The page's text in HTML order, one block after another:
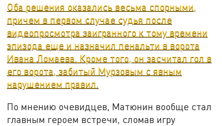
Оба решения оказались весьма спорными,
причем в первом случае судья после
видеопросмотра заигранного к тому времени
эпизода еще и назначил пенальти в ворота
Ивана Ломаева. Кроме того, он засчитал гол в
его ворота, забитый Мурзовым с явным
нарушением правил.
По мнению очевидцев, Матюнин вообще стал
главным героем встречи, сломав игру